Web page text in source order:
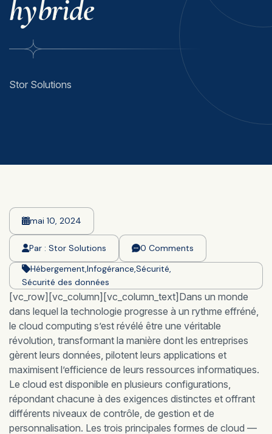
hybride
Stor Solutions
mai 10, 2024
Par : Stor Solutions
0 Comments
Hébergement,Infogérance,Sécurité,
Sécurité des données
[vc_row][vc_column][vc_column_text]Dans un monde
dans lequel la technologie progresse à un rythme effréné,
le cloud computing s’est révélé être une véritable
révolution, transformant la manière dont les entreprises
gèrent leurs données, pilotent leurs applications et
maximisent l’efficience de leurs ressources informatiques.
Le cloud est disponible en plusieurs configurations,
répondant chacune à des exigences distinctes et offrant
différents niveaux de contrôle, de gestion et de
personnalisation. Les trois principales formes de cloud —